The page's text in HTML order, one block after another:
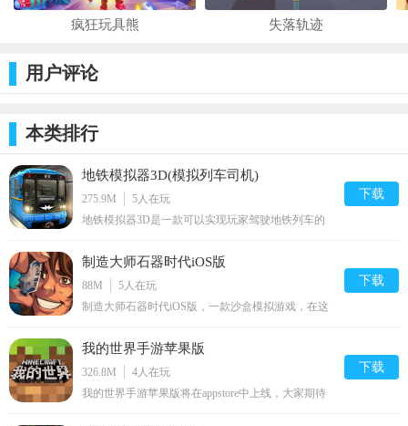
疯狂玩具熊 失落轨迹
用户评论
本类排行
地铁模拟器3D(模拟列车司机)
275.9M 5 人在玩
地铁模拟器3D是一款可以实现玩家驾驶地铁列车的
顺利行驶不延误不超速，并且安全的把乘客送到他们
的客运目的地。让地铁模拟器3D检验你的驾驶技
术！驾驶列车，开始你的隧道客运之旅，掌握停车技
巧，尽情享受铁路运输，司机先生！
下载
制造大师石器时代iOS版
88M 5 人在玩
制造大师石器时代iOS版，一款沙盒模拟游戏，在这
下载
我的世界手游苹果版
326.8M 4 人在玩
我的世界手游苹果版将在appstore中上线，大家期待
下载